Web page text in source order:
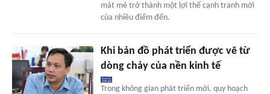
mát mẻ trở thành một lợi thế cạnh tranh mới
của nhiều điểm đến.
Khi bản đồ phát triển được vẽ từ
dòng chảy của nền kinh tế
Trong không gian phát triển mới, quy hoạch